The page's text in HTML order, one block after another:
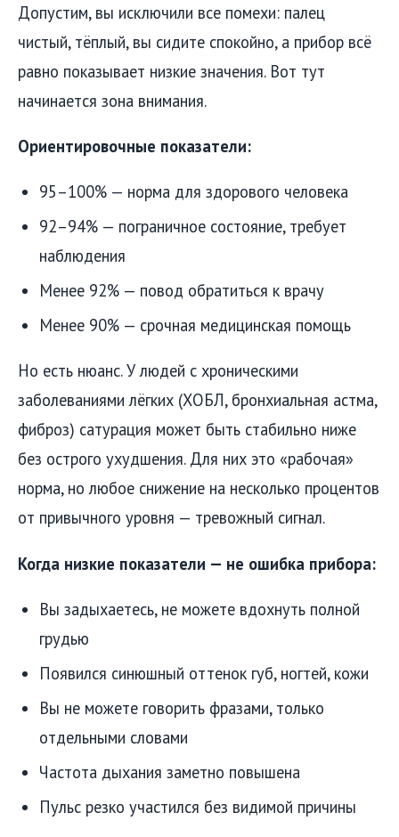
Допустим, вы исключили все помехи: палец
чистый, тёплый, вы сидите спокойно, а прибор всё
равно показывает низкие значения. Вот тут
начинается зона внимания.
Ориентировочные показатели:
95–100% — норма для здорового человека
92–94% — пограничное состояние, требует
наблюдения
Менее 92% — повод обратиться к врачу
Менее 90% — срочная медицинская помощь
Но есть нюанс. У людей с хроническими
заболеваниями лёгких (ХОБЛ, бронхиальная астма,
фиброз) сатурация может быть стабильно ниже
без острого ухудшения. Для них это «рабочая»
норма, но любое снижение на несколько процентов
от привычного уровня — тревожный сигнал.
Когда низкие показатели — не ошибка прибора:
Вы задыхаетесь, не можете вдохнуть полной
грудью
Появился синюшный оттенок губ, ногтей, кожи
Вы не можете говорить фразами, только
отдельными словами
Частота дыхания заметно повышена
Пульс резко участился без видимой причины